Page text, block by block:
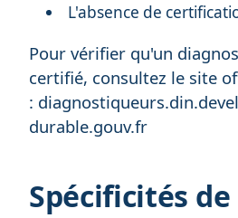
L'absence de
Pour vérifier qu'un
certifié, consultez le site
:
durable.gouv.fr
Spécificités